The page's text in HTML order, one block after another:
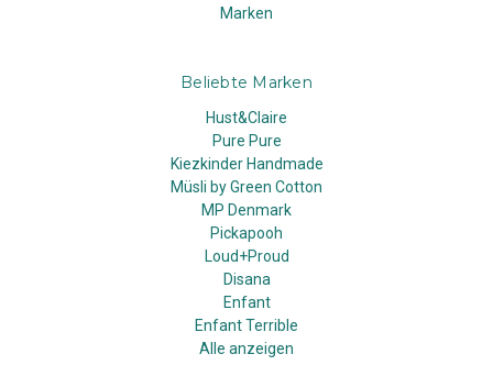
Marken
Beliebte Marken
Hust&Claire
Pure Pure
Kiezkinder Handmade
Müsli by Green Cotton
MP Denmark
Pickapooh
Loud+Proud
Disana
Enfant
Enfant Terrible
Alle anzeigen